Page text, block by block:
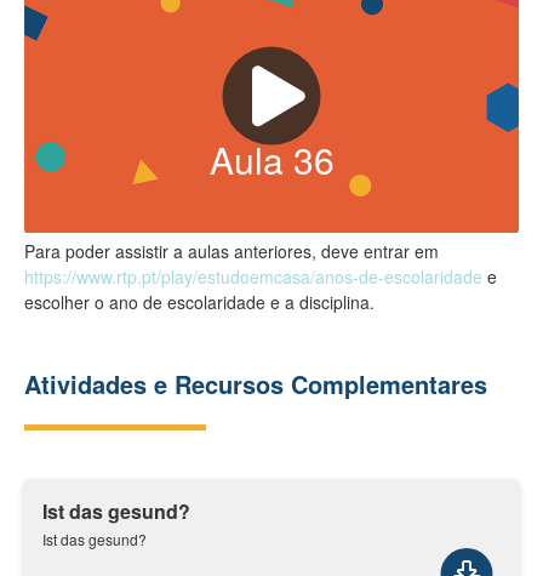
Aula36
Para poder assistir a aulas anteriores, deve entrar em
https://www.rtp.pt/play/estudoemcasa/anos-de-escolaridade e
escolher o ano de escolaridade e a disciplina.
Atividades e Recursos Complementares
Ist das gesund?
Ist das gesund?